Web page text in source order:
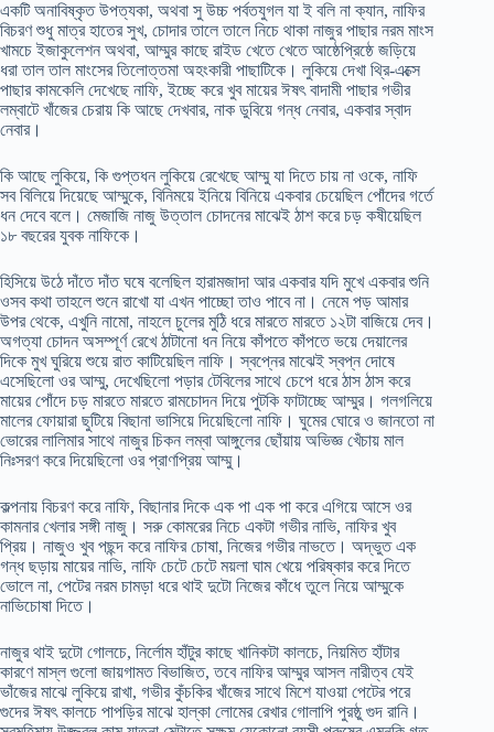
একটি অনাবিষ্কৃত উপত্যকা, অথবা সু উচ্চ পর্বতযুগল যা ই বলি না ক্যান, নাফির
বিচরণ শুধু মাত্র হাতের সুখ, চোদার তালে তালে নিচে থাকা নাজুর পাছার নরম মাংস
খামচে ইজাকুলেশন অথবা, আম্মুর কাছে রাইড খেতে খেতে আষ্ঠেপ্রিষ্ঠে জড়িয়ে
ধরা তাল তাল মাংসের তিলোত্তমা অহংকারী পাছাটিকে। লুকিয়ে দেখা থ্রি-এক্সে
পাছার কামকেলি দেখেছে নাফি, ইচ্ছে করে খুব মায়ের ঈষৎ বাদামী পাছার গভীর
লম্বাটে খাঁজের চেরায় কি আছে দেখবার, নাক ডুবিয়ে গন্ধ নেবার, একবার স্বাদ
নেবার।
কি আছে লুকিয়ে, কি গুপ্তধন লুকিয়ে রেখেছে আম্মু যা দিতে চায় না ওকে, নাফি
সব বিলিয়ে দিয়েছে আম্মুকে, বিনিময়ে ইনিয়ে বিনিয়ে একবার চেয়েছিল পোঁদের গর্তে
ধন দেবে বলে। মেজাজি নাজু উত্তাল চোদনের মাঝেই ঠাশ করে চড় কষীয়েছিল
১৮ বছরের যুবক নাফিকে।
হিসিয়ে উঠে দাঁতে দাঁত ঘষে বলেছিল হারামজাদা আর একবার যদি মুখে একবার শুনি
ওসব কথা তাহলে শুনে রাখো যা এখন পাচ্ছো তাও পাবে না। নেমে পড় আমার
উপর থেকে, এখুনি নামো, নাহলে চুলের মুঠি ধরে মারতে মারতে ১২টা বাজিয়ে দেব।
অগত্যা চোদন অসম্পূর্ণ রেখে ঠাটানো ধন নিয়ে কাঁপতে কাঁপতে ভয়ে দেয়ালের
দিকে মুখ ঘুরিয়ে শুয়ে রাত কাটিয়েছিল নাফি। স্বপ্নের মাঝেই স্বপ্ন দোষে
এসেছিলো ওর আম্মু, দেখেছিলো পড়ার টেবিলের সাথে চেপে ধরে ঠাস ঠাস করে
মায়ের পোঁদে চড় মারতে মারতে রামচোদন দিয়ে পুটকি ফাটাচ্ছে আম্মুর। গলগলিয়ে
মালের ফোয়ারা ছুটিয়ে বিছানা ভাসিয়ে দিয়েছিলো নাফি। ঘুমের ঘোরে ও জানতো না
ভোরের লালিমার সাথে নাজুর চিকন লম্বা আঙ্গুলের ছোঁয়ায় অভিজ্ঞ খেঁচায় মাল
নিঃসরণ করে দিয়েছিলো ওর প্রাণপ্রিয় আম্মু।
কল্পনায় বিচরণ করে নাফি, বিছানার দিকে এক পা এক পা করে এগিয়ে আসে ওর
কামনার খেলার সঙ্গী নাজু। সরু কোমরের নিচে একটা গভীর নাভি, নাফির খুব
প্রিয়। নাজুও খুব পছন্দ করে নাফির চোষা, নিজের গভীর নাভতে। অদ্ভুত এক
গন্ধ ছড়ায় মায়ের নাভি, নাফি চেটে চেটে ময়লা ঘাম খেয়ে পরিষ্কার করে দিতে
ভোলে না, পেটের নরম চামড়া ধরে থাই দুটো নিজের কাঁধে তুলে নিয়ে আম্মুকে
নাভিচোষা দিতে।
নাজুর থাই দুটো গোলচে, নির্লোম হাঁটুর কাছে খানিকটা কালচে, নিয়মিত হাঁটার
কারণে মাস্ল গুলো জায়গামত বিভাজিত, তবে নাফির আম্মুর আসল নারীত্ব যেই
ভাঁজের মাঝে লুকিয়ে রাখা, গভীর কুঁচকির খাঁজের সাথে মিশে যাওয়া পেটের পরে
গুদের ঈষৎ কালচে পাপড়ির মাঝে হাল্কা লোমের রেখার গোলাপি পুরষ্ঠু গুদ রানি।